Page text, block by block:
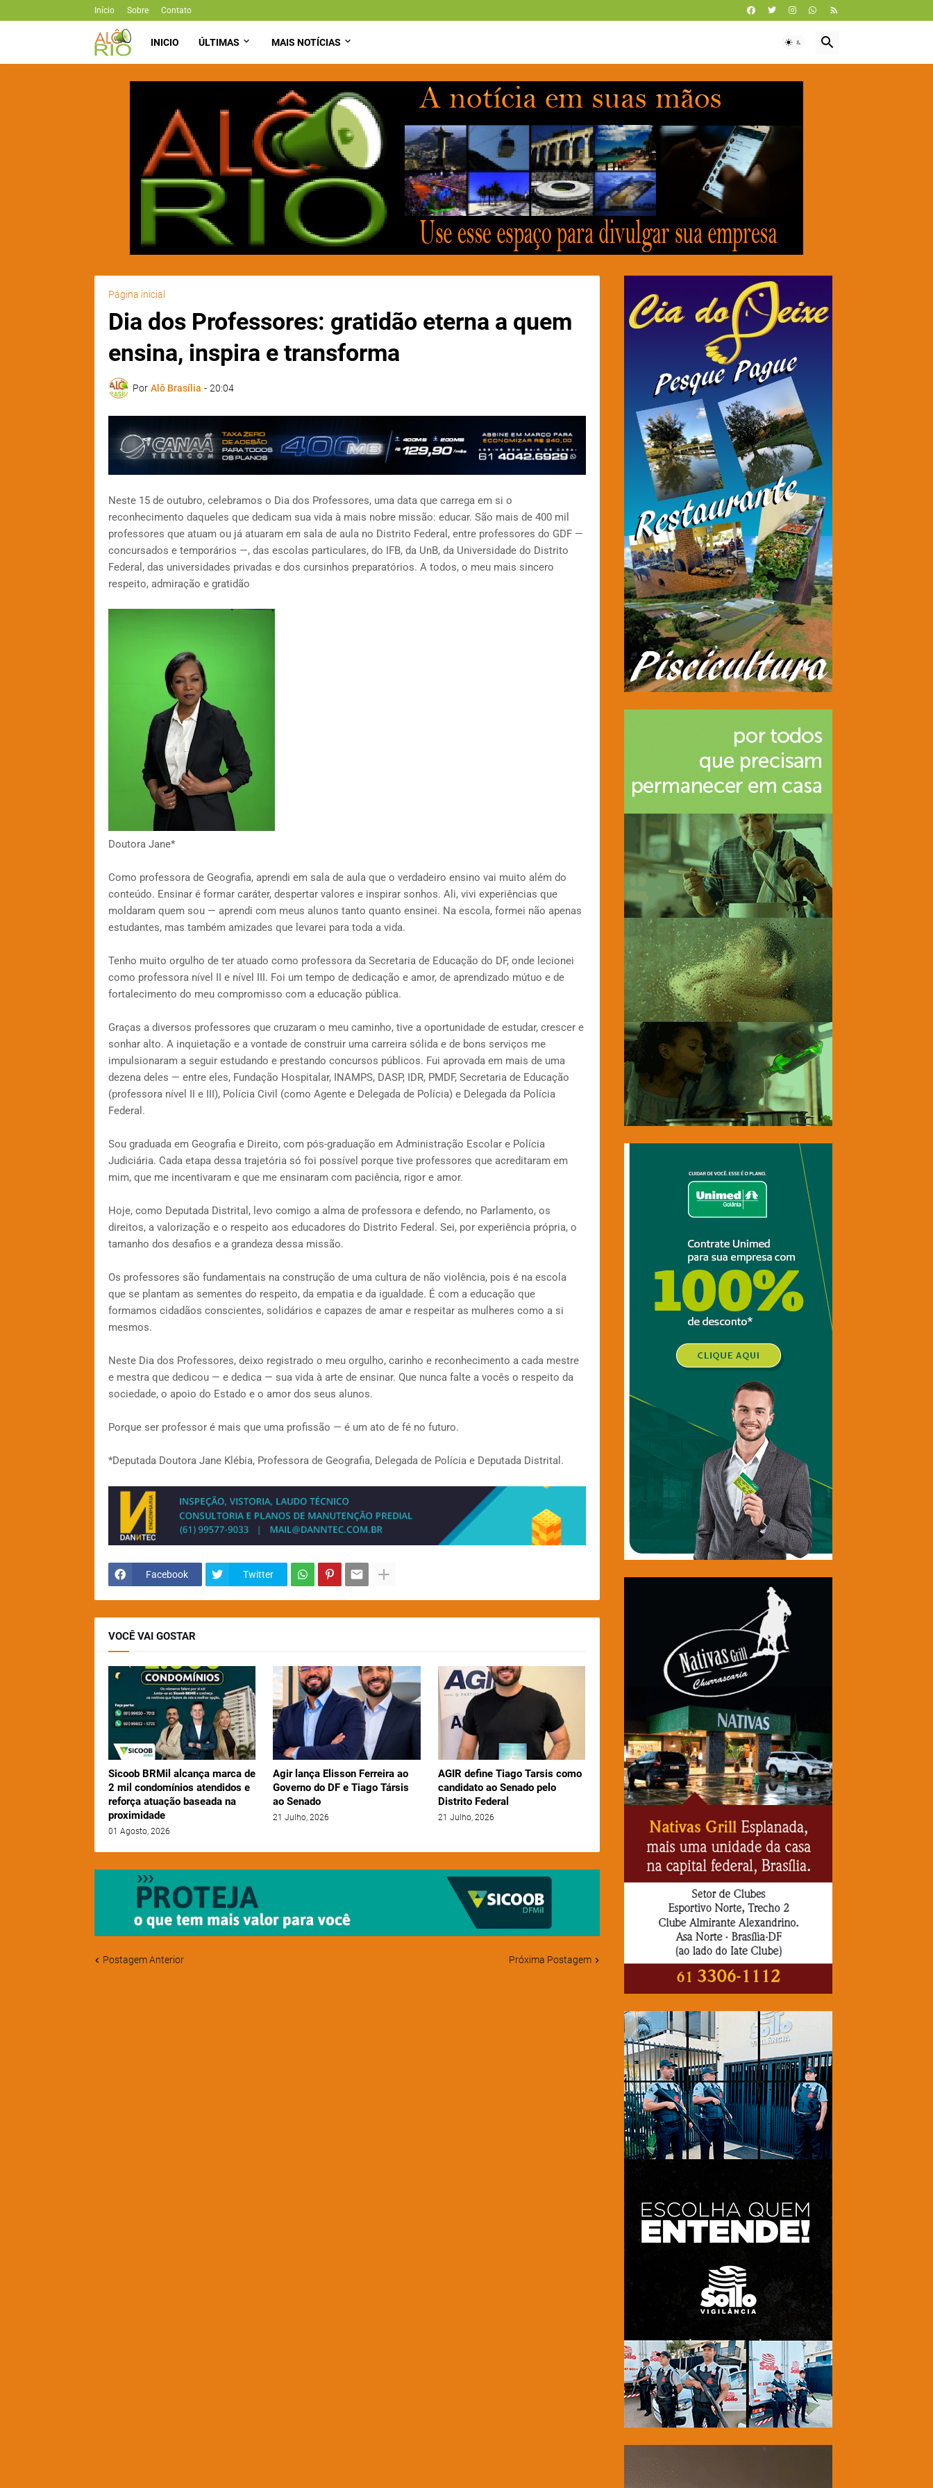
Início Sobre Contato
INICIO ÚLTIMAS MAIS NOTÍCIAS
Página inicial
Dia dos Professores: gratidão eterna a quem
ensina, inspira e transforma
Por Alô Brasília - 20:04
Neste 15 de outubro, celebramos o Dia dos Professores, uma data que carrega em si o
reconhecimento daqueles que dedicam sua vida à mais nobre missão: educar. São mais de 400 mil
professores que atuam ou já atuaram em sala de aula no Distrito Federal, entre professores do GDF —
concursados e temporários —, das escolas particulares, do IFB, da UnB, da Universidade do Distrito
Federal, das universidades privadas e dos cursinhos preparatórios. A todos, o meu mais sincero
respeito, admiração e gratidão
Doutora Jane*
Como professora de Geografia, aprendi em sala de aula que o verdadeiro ensino vai muito além do
conteúdo. Ensinar é formar caráter, despertar valores e inspirar sonhos. Ali, vivi experiências que
moldaram quem sou — aprendi com meus alunos tanto quanto ensinei. Na escola, formei não apenas
estudantes, mas também amizades que levarei para toda a vida.
Tenho muito orgulho de ter atuado como professora da Secretaria de Educação do DF, onde lecionei
como professora nível II e nível III. Foi um tempo de dedicação e amor, de aprendizado mútuo e de
fortalecimento do meu compromisso com a educação pública.
Graças a diversos professores que cruzaram o meu caminho, tive a oportunidade de estudar, crescer e
sonhar alto. A inquietação e a vontade de construir uma carreira sólida e de bons serviços me
impulsionaram a seguir estudando e prestando concursos públicos. Fui aprovada em mais de uma
dezena deles — entre eles, Fundação Hospitalar, INAMPS, DASP, IDR, PMDF, Secretaria de Educação
(professora nível II e III), Polícia Civil (como Agente e Delegada de Polícia) e Delegada da Polícia
Federal.
Sou graduada em Geografia e Direito, com pós-graduação em Administração Escolar e Polícia
Judiciária. Cada etapa dessa trajetória só foi possível porque tive professores que acreditaram em
mim, que me incentivaram e que me ensinaram com paciência, rigor e amor.
Hoje, como Deputada Distrital, levo comigo a alma de professora e defendo, no Parlamento, os
direitos, a valorização e o respeito aos educadores do Distrito Federal. Sei, por experiência própria, o
tamanho dos desafios e a grandeza dessa missão.
Os professores são fundamentais na construção de uma cultura de não violência, pois é na escola
que se plantam as sementes do respeito, da empatia e da igualdade. É com a educação que
formamos cidadãos conscientes, solidários e capazes de amar e respeitar as mulheres como a si
mesmos.
Neste Dia dos Professores, deixo registrado o meu orgulho, carinho e reconhecimento a cada mestre
e mestra que dedicou — e dedica — sua vida à arte de ensinar. Que nunca falte a vocês o respeito da
sociedade, o apoio do Estado e o amor dos seus alunos.
Porque ser professor é mais que uma profissão — é um ato de fé no futuro.
*Deputada Doutora Jane Klébia, Professora de Geografia, Delegada de Polícia e Deputada Distrital.
Facebook Twitter
VOCÊ VAI GOSTAR
Sicoob BRMil alcança marca de
2 mil condomínios atendidos e
reforça atuação baseada na
proximidade
01 Agosto, 2026
Agir lança Elisson Ferreira ao
Governo do DF e Tiago Társis
ao Senado
21 Julho, 2026
AGIR define Tiago Tarsis como
candidato ao Senado pelo
Distrito Federal
21 Julho, 2026
Postagem Anterior Próxima Postagem